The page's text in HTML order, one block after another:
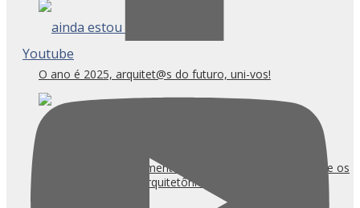
O ano é 2025, arquitet@s do futuro, uni-vos!
COLAPSO: o esvaziamento ético provoca reflexão sobre os
desafios da prática arquitetônica
Youtube